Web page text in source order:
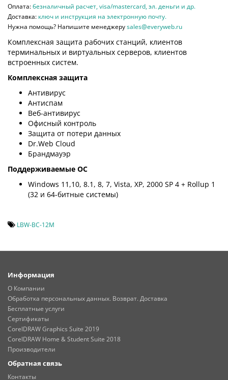
Оплата:безналичный расчет, visa/mastercard, эл. деньги и др.
Доставка: ключ и инструкция на электронную почту.
Нужна помощь? Напишите менеджеруsales@everyweb.ru
Комплексная защита рабочих станций, клиентов
терминальных и виртуальных серверов, клиентов
встроенных систем.
Комплексная защита
Антивирус
Антиспам
Веб-антивирус
Офисный контроль
Защита от потери данных
Dr.Web Cloud
Брандмауэр
Поддерживаемые ОС
Windows 11,10, 8.1, 8, 7, Vista, XP, 2000 SP 4 + Rollup 1
(32 и 64-битные системы)
LBW-BC-12M
Информация
О Компании
Обработка персональных данных. Возврат. Доставка
Бесплатные услуги
Сертификаты
CorelDRAW Graphics Suite 2019
CorelDRAW Home & Student Suite 2018
Производители
Обратная связь
Контакты